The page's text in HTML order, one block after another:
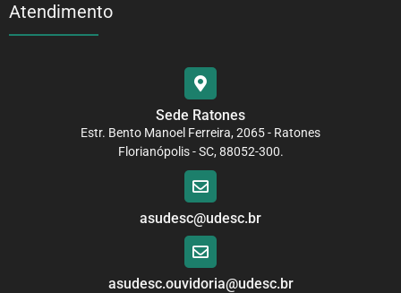
Atendimento
Sede Ratones
Estr. Bento Manoel Ferreira, 2065 - Ratones
Florianópolis - SC, 88052-300.
asudesc@udesc.br
asudesc.ouvidoria@udesc.br